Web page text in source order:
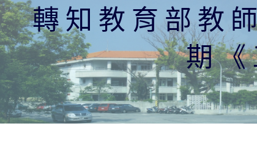
轉知教育部教
期